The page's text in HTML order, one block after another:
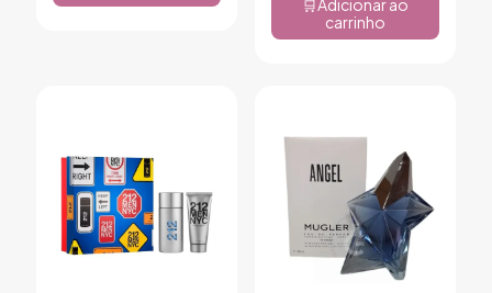
Adicionar ao
carrinho